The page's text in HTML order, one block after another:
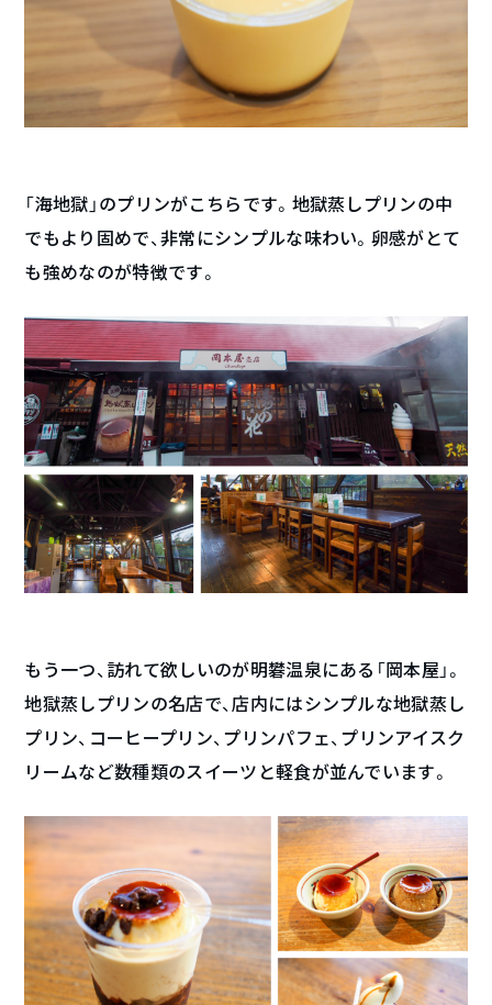
「海地獄」のプリンがこちらです。地獄蒸しプリンの中
でもより固めで、非常にシンプルな味わい。卵感がとて
も強めなのが特徴です。
もう一つ、訪れて欲しいのが明礬温泉にある「岡本屋」。
地獄蒸しプリンの名店で、店内にはシンプルな地獄蒸し
プリン、コーヒープリン、プリンパフェ、プリンアイスク
リームなど数種類のスイーツと軽食が並んでいます。